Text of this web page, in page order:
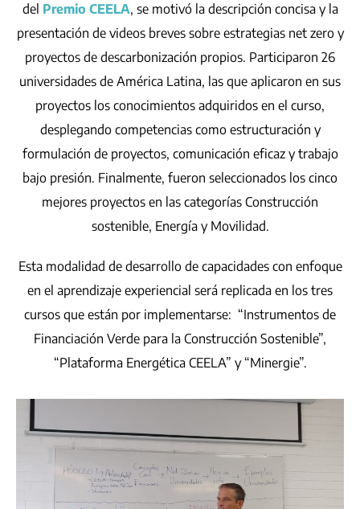
del Premio CEELA, se motivó la descripción concisa y la
presentación de videos breves sobre estrategias net zero y
proyectos de descarbonización propios. Participaron 26
universidades de América Latina, las que aplicaron en sus
proyectos los conocimientos adquiridos en el curso,
desplegando competencias como estructuración y
formulación de proyectos, comunicación eficaz y trabajo
bajo presión. Finalmente, fueron seleccionados los cinco
mejores proyectos en las categorías Construcción
sostenible, Energía y Movilidad.
Esta modalidad de desarrollo de capacidades con enfoque
en el aprendizaje experiencial será replicada en los tres
cursos que están por implementarse: “Instrumentos de
Financiación Verde para la Construcción Sostenible”,
“Plataforma Energética CEELA” y “Minergie”.